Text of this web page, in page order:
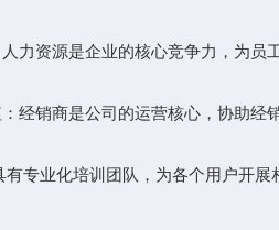
资源是企业的核心竞争力，为员
销商是公司的运营核心，协助经
业化培训团队，为各个用户开展